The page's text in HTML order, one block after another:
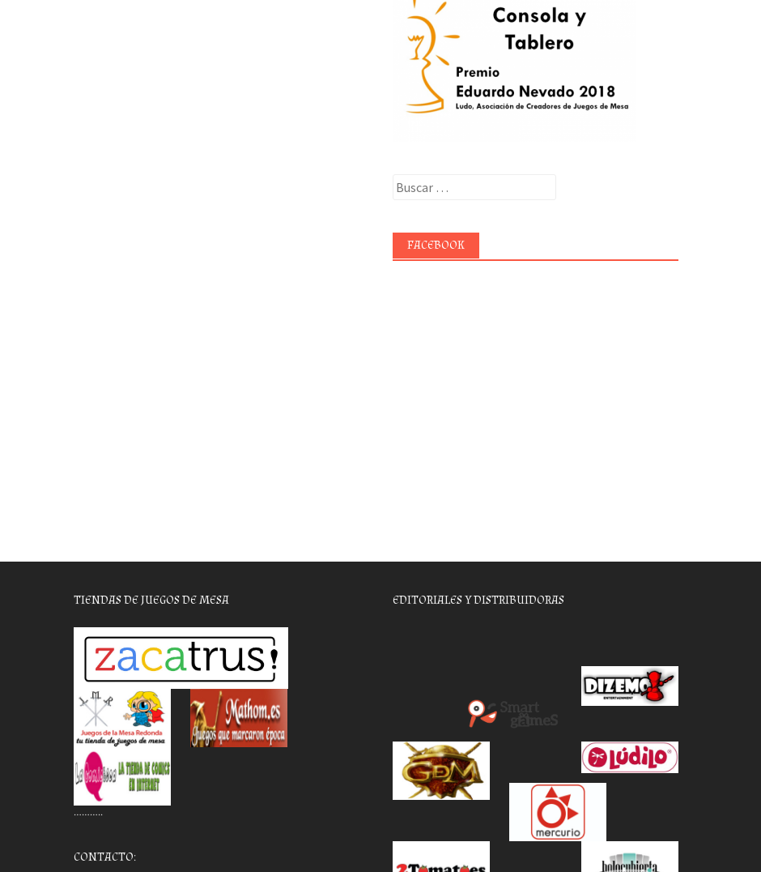
Buscar:
FACEBOOK
TIENDAS DE JUEGOS DE MESA
………..
CONTACTO:
EDITORIALES Y DISTRIBUIDORAS